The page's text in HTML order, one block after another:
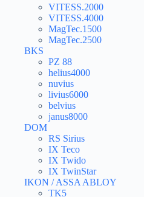
VITESS.2000
VITESS.4000
MagTec.1500
MagTec.2500
BKS
PZ 88
helius4000
nuvius
livius6000
belvius
janus8000
DOM
RS Sirius
IX Teco
IX Twido
IX TwinStar
IKON / ASSA ABLOY
TK5